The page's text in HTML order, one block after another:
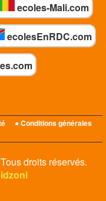
ecoles-Mali.com
ecolesEnRDC.com
● Conditions générales
droits réservés.